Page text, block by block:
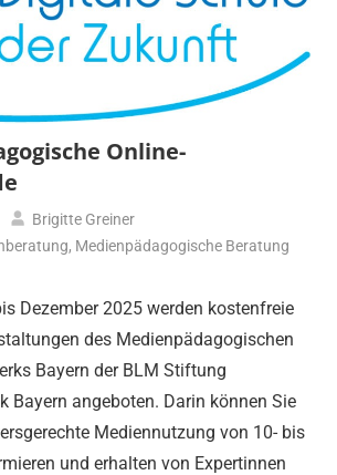
Online-
Brigitte Greiner
, Medienpädagogische Beratung
Dezember 2025 werden kostenfreie
des Medienpädagogischen
Bayern der BLM Stiftung
Bayern angeboten. Darin können Sie
Mediennutzung von 10- bis
und erhalten von Expertinnen